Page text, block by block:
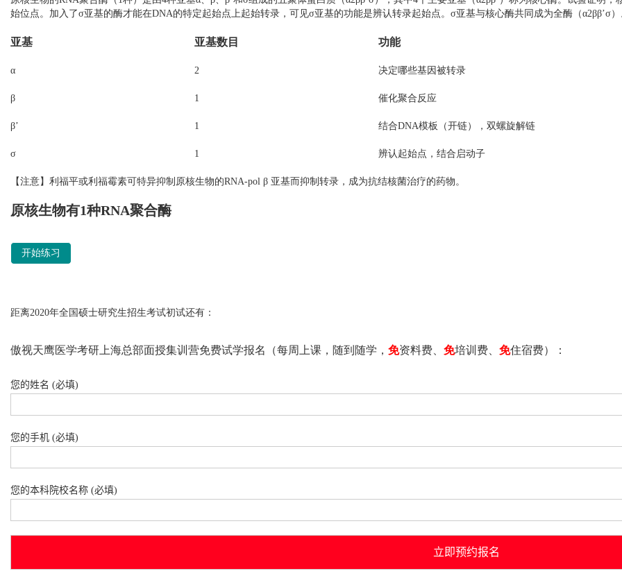
始位点。加入了σ亚基的酶才能在DNA的特定起始点上起始转录，可见σ亚基的功能是辨认转录起始点。σ亚基与核心酶共同成为全酶（α2ββ’σ
亚基 亚基数目 功能
α 2 决定哪些基因被转录
β 1 催化聚合反应
β’ 1 结合DNA模板（开链），双螺旋解链
σ 1 辨认起始点，结合启动子
【注意】利福平或利福霉素可特异抑制原核生物的RNA-pol β 亚基而抑制转录，成为抗结核菌治疗的药物。
Quiz:
原核生物有1种RNA聚合酶
开始练习
距离2020年全国硕士研究生招生考试初试还有：
傲视天鹰医学考研上海总部面授集训营免费试学报名（每周上课，随到随学， 免资料费、 免培训费、 免住宿费）：
您的姓名 (必填)
您的手机 (必填)
您的本科院校名称 (必填)